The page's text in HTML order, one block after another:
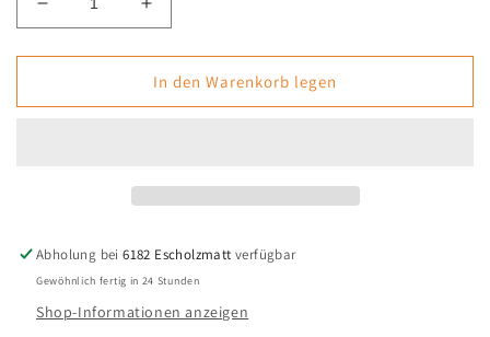
Verringere
die
Menge
Malset
Erhöhe
die
Menge
für
Malset
In den Warenkorb legen
Abholung bei6182 Escholzmatt verfügbar
Gewöhnlich fertig in 24 Stunden
Shop-Informationen anzeigen